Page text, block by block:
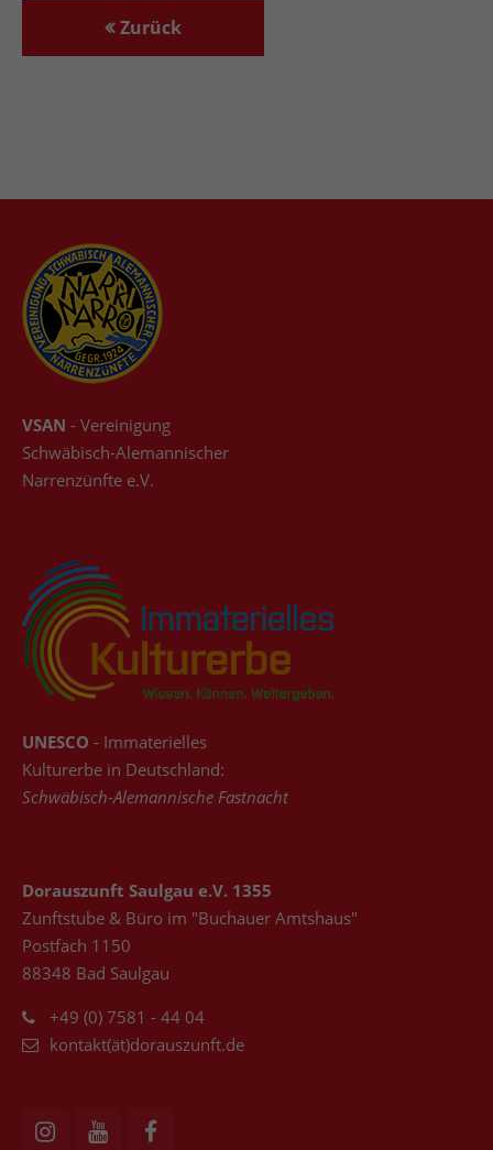
Zurück
VSAN - Vereinigung
Schwäbisch-Alemannischer
Narrenzünfte e.V.
UNESCO - Immaterielles
Kulturerbe in Deutschland:
Schwäbisch-Alemannische Fastnacht
Dorauszunft Saulgau e.V. 1355
Zunftstube & Büro im "Buchauer Amtshaus"
Postfach 1150
88348 Bad Saulgau
+49 (0) 7581 - 44 04
kontakt(ät)dorauszunft.de